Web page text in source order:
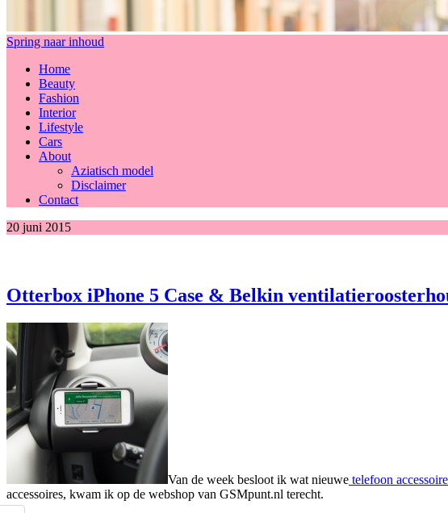
Spring naar inhoud
Home
Beauty
Fashion
Interior
Lifestyle
Cars
About
Aziatisch model
Disclaimer
Contact
20 juni 2015
Otterbox iPhone 5 Case & Belkin
Van de week besloot ik wat nieuwe telefoon
accessoires, kwam ik op de webshop van GSMpunt.nl terecht.